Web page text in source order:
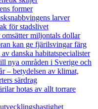
former
larver
för stadslivet
miljontals dollar
kan ge fjärilsvingar färg
danska habitatspecialister
nya områden i Sverige och
– betydelsen av klimat,
särdrag
hotas av allt torrare